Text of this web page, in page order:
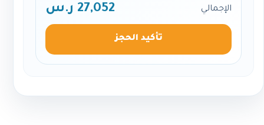
الإجمالي 27,052 ر.س
تأكيد الحجز